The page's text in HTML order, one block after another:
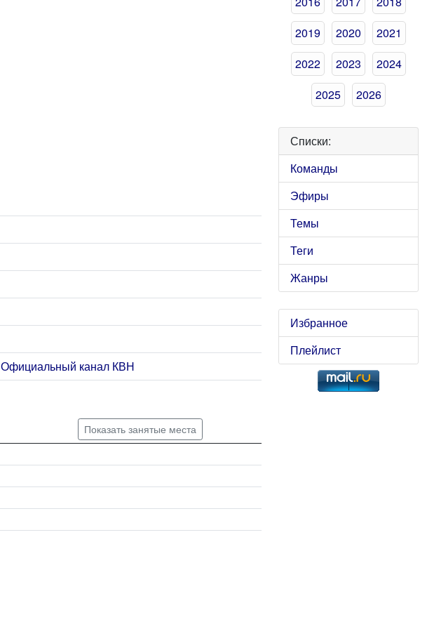
Официальный канал КВН
Показать занятые места
2019
2020
2021
2022
2023
2024
2025
2026
Списки:
Команды
Эфиры
Темы
Теги
Жанры
Избранное
Плейлист